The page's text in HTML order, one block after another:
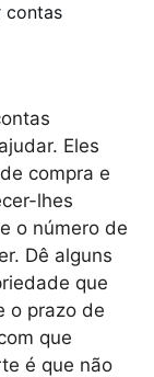
contas
Eles
compra e
lhes
o número de
Dê alguns
que
o prazo de
que
é que não